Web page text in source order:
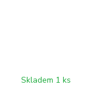
Skladem 1 ks